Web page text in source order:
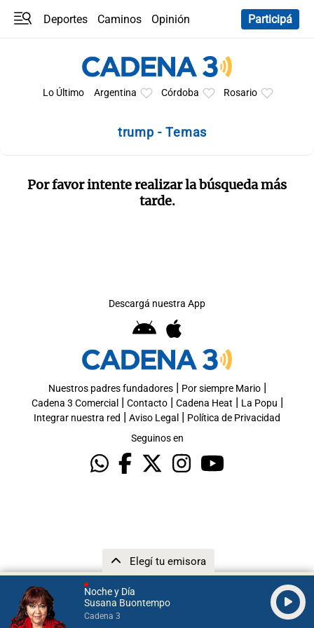
Noche y Día
Susana Buontempo
Cadena 3
Elegí tu emisora
Deportes Caminos
Opinión
Participá
Lo Último Argentina Córdoba Rosario
trump - Temas
Por favor intente realizar la búsqueda más
tarde.
Descargá nuestra App
Nuestros padres fundadores| Por siempre Mario|
Cadena 3 Comercial | Contacto| Cadena Heat | La Popu |
Integrar nuestra red | Aviso Legal | Política de Privacidad
Seguinos en